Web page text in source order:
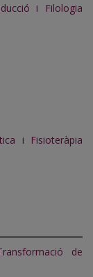
i Filologia
i Fisioteràpia
de